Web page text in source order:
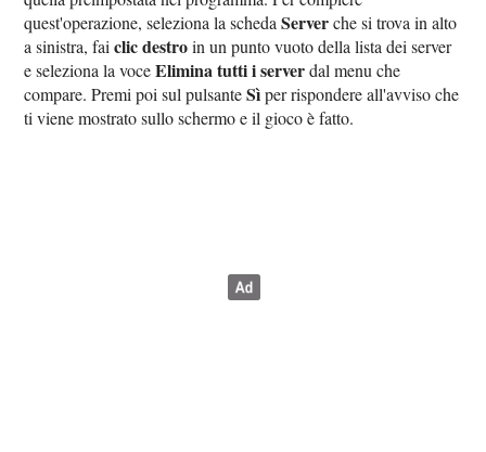
quest'operazione, seleziona la schedaServerche si trova in alto
a sinistra, faiclic destroin un punto vuoto della lista dei server
e seleziona la voceElimina tutti i serverdal menu che
compare. Premi poi sul pulsanteSìper rispondere all'avviso che
ti viene mostrato sullo schermo e il gioco è fatto.